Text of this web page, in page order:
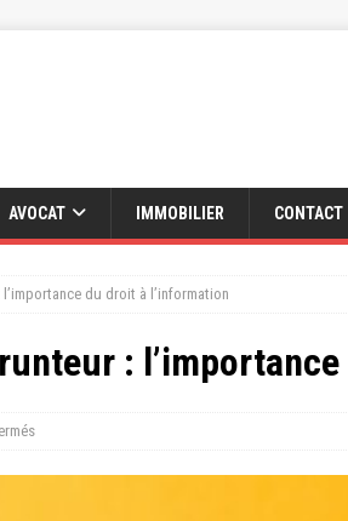
AVOCAT IMMOBILIER CONTACT
du droit à l’information
: